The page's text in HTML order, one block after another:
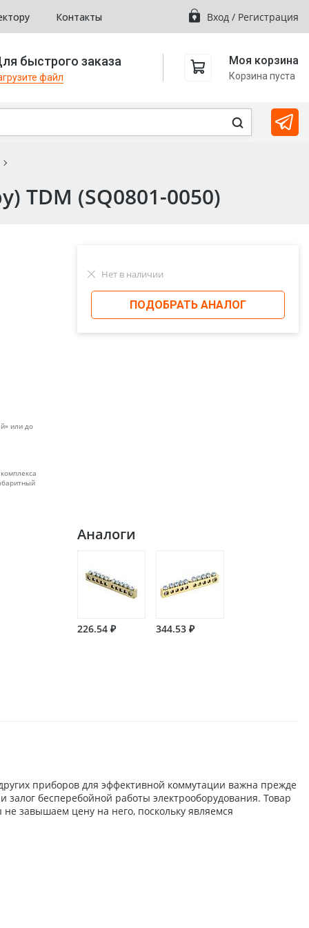
Контакты Вход / Регистрация
быстрого заказа
файл
Моя корзина
Корзина пуста
TDM (SQ0801-0050)
или до
Нет в наличии
ПОДОБРАТЬ АНАЛОГ
Аналоги
226.54 ₽ 344.53 ₽
приборов для эффективной коммутации важна прежде
бесперебойной работы электрооборудования. Товар
завышаем цену на него, поскольку являемся